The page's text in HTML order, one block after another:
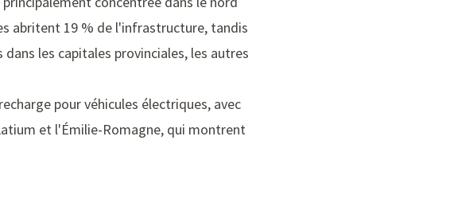
abritent 19 % de l'infrastructure, tandis
les capitales provinciales, les autres
pour véhicules électriques, avec
et l'Émilie-Romagne, qui montrent